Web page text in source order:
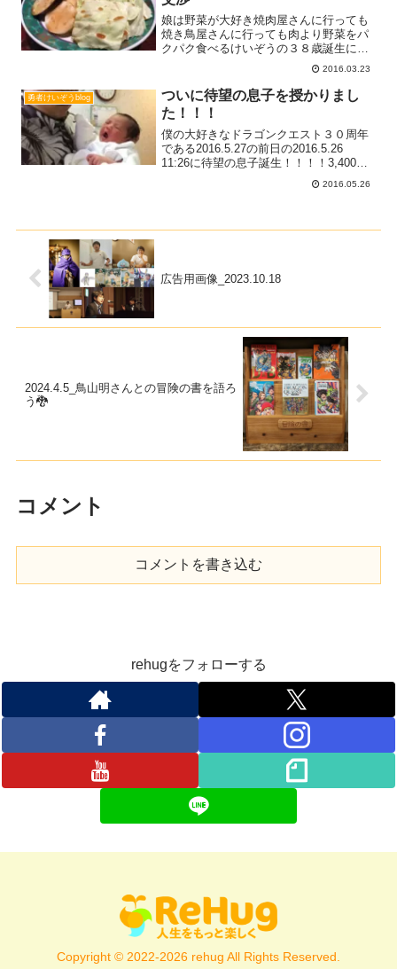
娘は野菜が大好き焼肉屋さんに行っても
焼き鳥屋さんに行っても肉より野菜をパ
クパク食べるけいぞうの３８歳誕生に行
った焼肉屋で事件が起きた！！けいぞう
「焼き野菜にはキャベツは入っています
か？」店員さん「少しお待ちください
ね」（注文受付の端末で確認Read
more...
2016.03.23
勇者けいぞうblog
ついに待望の息子を授かりまし
た！！！
僕の大好きなドラゴンクエスト３０周年
である2016.5.27の前日の2016.5.26
11:26に待望の息子誕生！！！！3,400グ
ラムと割と大きく生まれました！長女の
出産にも長男の出産にも立ち会いました
2016.05.26
広告用画像_2023.10.18
2024.4.5_鳥山明さんとの冒険の書を語ろ
う🐉
コメント
コメントを書き込む
rehugをフォローする
Copyright © 2022-2026 rehug All Rights Reserved.